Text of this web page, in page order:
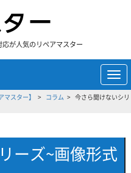
が人気のリペアマスター
メ
ニ
ュ
スター】 コラム
今さら聞けないシリ
ーズ~画像形式